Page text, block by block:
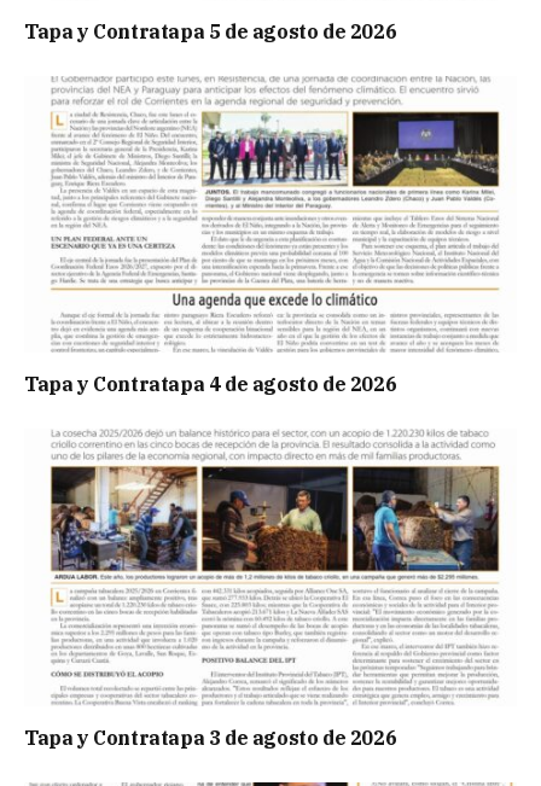
Tapa y Contratapa 5 de agosto de 2026
Tapa y Contratapa 4 de agosto de 2026
Tapa y Contratapa 3 de agosto de 2026